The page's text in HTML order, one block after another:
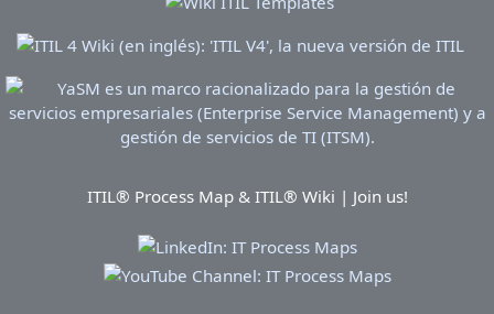
ITIL® Process Map & ITIL® Wiki | Join us!